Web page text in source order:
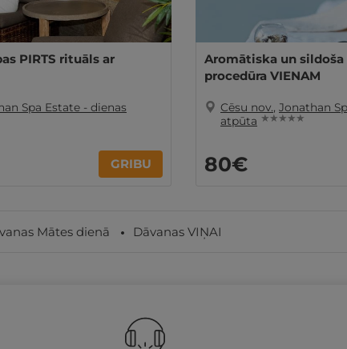
PIRTS rituāls ar
Spa Estate - dienas
GRIBU
Aromātiska un
procedūra VIENAM
Cēsu nov., Jonathan
atpūta ★ ★ ★ ★ ★
80€
Mātes dienā Dāvanas VIŅAI